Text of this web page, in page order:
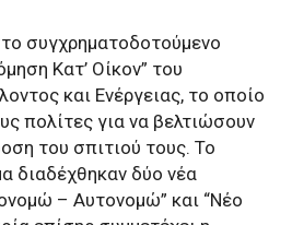
συγχρηματοδοτούμενο
Κατ’ Οίκον” του
και Ενέργειας, το οποίο
πολίτες για να βελτιώσουν
του σπιτιού τους. Το
διαδέχθηκαν δύο νέα
– Αυτονομώ” και “Νέο